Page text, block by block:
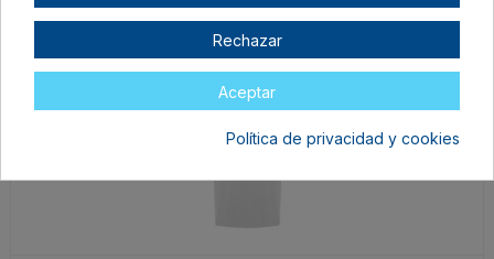
Rechazar
Aceptar
Política de privacidad y cookies